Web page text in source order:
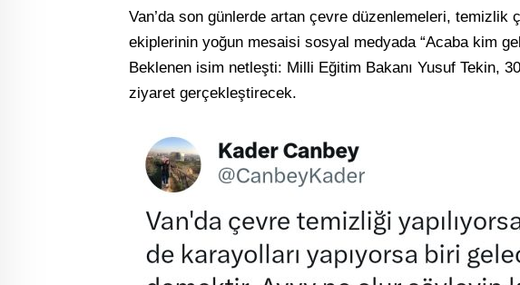
Van’da son günlerde artan çevre düzenlemeleri, temizlik
ekiplerinin yoğun mesaisi sosyal medyada “Acaba kim
Beklenen isim netleşti: Milli Eğitim Bakanı Yusuf Tekin,
ziyaret gerçekleştirecek.